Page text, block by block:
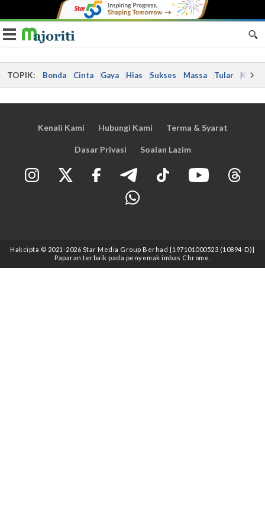
Toggle navigation
TOPIK: Bonda Cinta Gaya Hias Sukses Massa Tular Kes
Kenali Kami Hubungi Kami Terma & Syarat
Dasar Privasi Soalan Lazim
Hakcipta © 2021 -2026 Star Media Group Berhad [197101000523 (10894-D)]
Paparan terbaik pada penyemak imbas Chrome.